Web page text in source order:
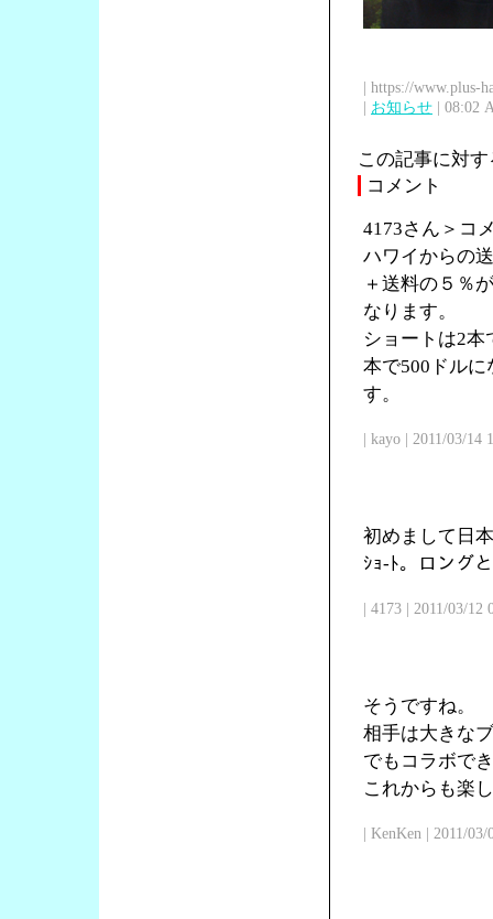
| https://www.plus-
| お知らせ | 08:02
この記事に対
コメント
4173さん＞コ
ハワイからの
＋送料の５％
なります。
ショートは2本
本で500ドル
す。
| kayo | 2011/03/14
初めまして日
ｼｮ-ﾄ。ロング
| 4173 | 2011/03/12
そうですね。
相手は大きな
でもコラボで
これからも楽
| KenKen | 2011/